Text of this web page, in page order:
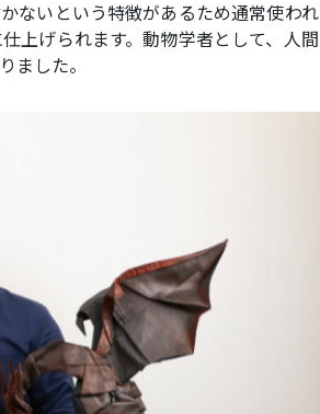
ないという特徴があるため通常使わ
上げられます。動物学者として、人
ました。